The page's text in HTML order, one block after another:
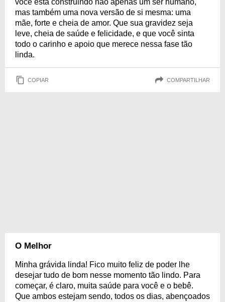
você está construindo não apenas um ser humano,
mas também uma nova versão de si mesma: uma
mãe, forte e cheia de amor. Que sua gravidez seja
leve, cheia de saúde e felicidade, e que você sinta
todo o carinho e apoio que merece nessa fase tão
linda.
COPIAR COMPARTILHAR
O Melhor
Minha grávida linda! Fico muito feliz de poder lhe
desejar tudo de bom nesse momento tão lindo. Para
começar, é claro, muita saúde para você e o bebê.
Que ambos estejam sendo, todos os dias, abençoados